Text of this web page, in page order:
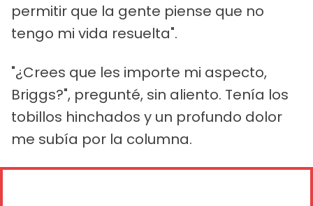
permitir que la gente piense que no
tengo mi vida resuelta".
"¿Crees que les importe mi aspecto,
Briggs?", pregunté, sin aliento. Tenía los
tobillos hinchados y un profundo dolor
me subía por la columna.